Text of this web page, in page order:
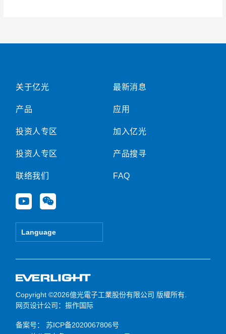
关于亿光
产品
投资人专区
投资人专区
联络我们
Y
o
u
e
W
e
i
Language
最新消息
应用
加入亿光
产品搜寻
FAQ
Copyright ©2026億光電子工業股份有限公司 版權所有.
网页设计公司 ：振作国际
备案号：
苏ICP备2020067806号